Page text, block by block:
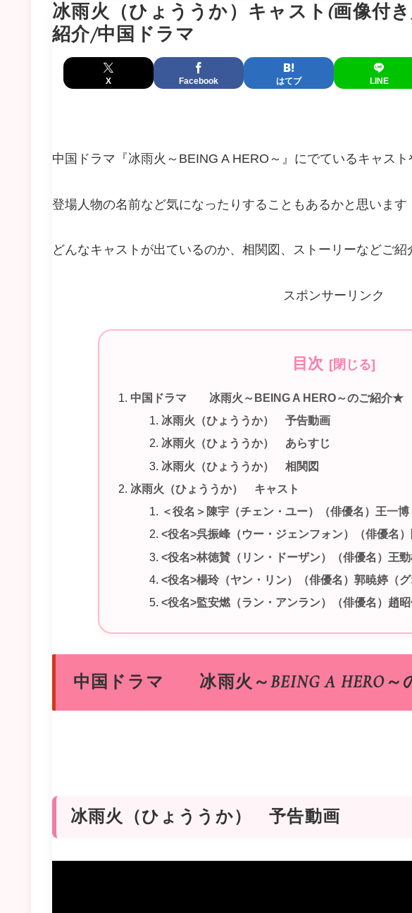
冰雨火（ひょううか）キャスト(画像付
紹介/中国ドラマ
X Facebook はてブ LINE
中国ドラマ『冰雨火～BEING A HERO～』にでているキャス
登場人物の名前など気になったりすることもあるかと思います
どんなキャストが出ているのか、相関図、ストーリーなどご紹
スポンサーリンク
目次
中国ドラマ 冰雨火～BEING A HERO～のご紹介★
冰雨火（ひょううか） 予告動画
冰雨火（ひょううか） あらすじ
冰雨火（ひょううか） 相関図
冰雨火（ひょううか） キャスト
＜役名＞陳宇（チェン・ユー）（俳優名）王一博
<役名>呉振峰（ウー・ジェンフォン）（俳優名）
<役名>林徳賛（リン・ドーザン）（俳優名）王勁
<役名>楊玲（ヤン・リン）（俳優名）郭暁婷（グ
<役名>監安燃（ラン・アンラン）（俳優名）趙昭
中国ドラマ 冰雨火～BEING A HERO～
冰雨火（ひょううか） 予告動画